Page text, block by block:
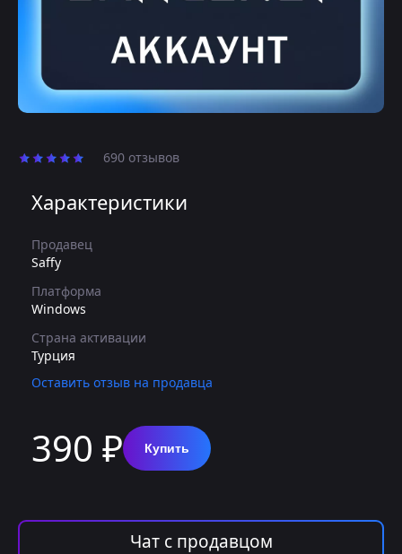
690 отзывов
Характеристики
Продавец
Saffy
Платформа
Windows
Страна активации
Турция
Оставить отзыв на продавца
390 ₽ Купить
Чат с продавцом